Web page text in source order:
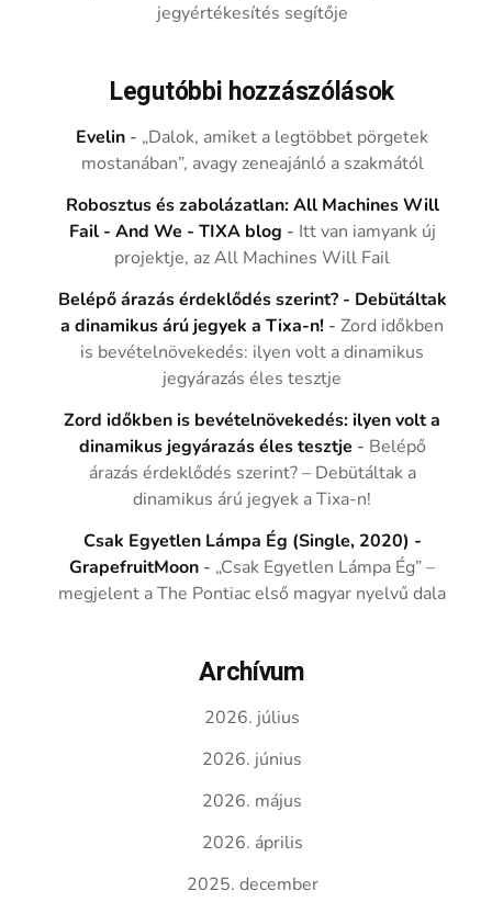
jegyértékesítés segítője
Legutóbbi hozzászólások
Evelin - „Dalok, amiket a legtöbbet pörgetek
mostanában”, avagy zeneajánló a szakmától
Robosztus és zabolázatlan: All Machines Will
Fail - And We - TIXA blog - Itt van iamyank új
projektje, az All Machines Will Fail
Belépő árazás érdeklődés szerint? - Debütáltak
a dinamikus árú jegyek a Tixa-n! -Zord időkben
is bevételnövekedés: ilyen volt a dinamikus
jegyárazás éles tesztje
Zord időkben is bevételnövekedés: ilyen volt a
dinamikus jegyárazás éles tesztje - Belépő
árazás érdeklődés szerint? – Debütáltak a
dinamikus árú jegyek a Tixa-n!
Csak Egyetlen Lámpa Ég (Single, 2020) -
GrapefruitMoon - „Csak Egyetlen Lámpa Ég” –
megjelent a The Pontiac első magyar nyelvű dala
Archívum
2026. július
2026. június
2026. május
2026. április
2025. december